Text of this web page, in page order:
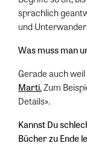
sprachlich
und
Was muss man
Gerade auch
Marti.Zum
Details».
Kannst Du
Bücher zu Ende